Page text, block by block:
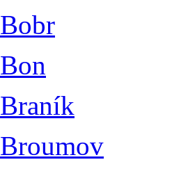
Bobr
Bon
Braník
Broumov